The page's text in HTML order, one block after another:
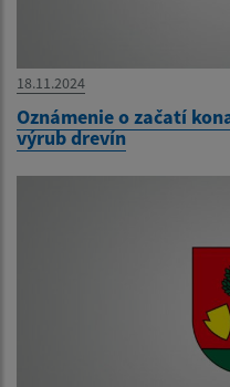
18.11.2024
Oznámenie o začatí
výrub drevín